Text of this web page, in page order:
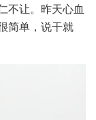
不让。昨天心血
简单，说干就